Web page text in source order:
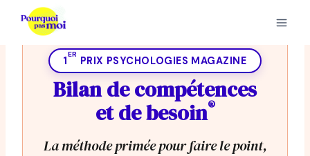
contenu
1
ER
PRIX PSYCHOLOGIES MAGAZINE
Bilan de compétences
et de besoin®
La méthode primée pour faire le point,